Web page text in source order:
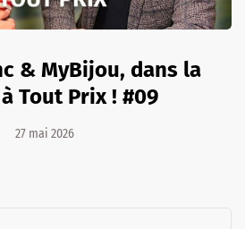
& MyBijou, dans la
Tout Prix ! #09
27 mai 2026